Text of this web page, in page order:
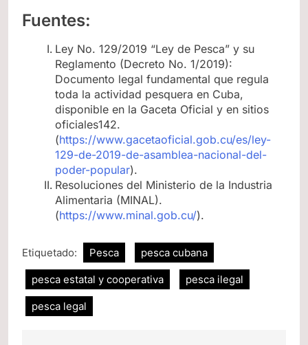
Fuentes:
Ley No. 129/2019 “Ley de Pesca” y su
Reglamento (Decreto No. 1/2019):
Documento legal fundamental que regula
toda la actividad pesquera en Cuba,
disponible en la Gaceta Oficial y en sitios
oficiales142.
(https://www.gacetaoficial.gob.cu/es/ley-
129-de-2019-de-asamblea-nacional-del-
poder-popular).
Resoluciones del Ministerio de la Industria
Alimentaria (MINAL).
(https://www.minal.gob.cu/).
Etiquetado: Pesca pesca cubana
pesca estatal y cooperativa pesca ilegal
pesca legal